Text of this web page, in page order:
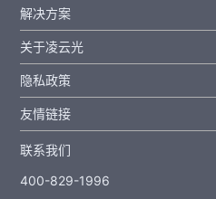
解决方案
关于凌云光
隐私政策
友情链接
联系我们
400-829-1996